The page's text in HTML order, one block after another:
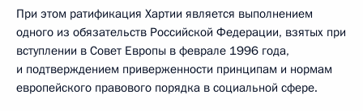
При этом ратификация Хартии является выполнением
одного из обязательств Российской Федерации, взятых при
вступлении в Совет Европы в феврале 1996 года,
и подтверждением приверженности принципам и нормам
европейского правового порядка в социальной сфере.